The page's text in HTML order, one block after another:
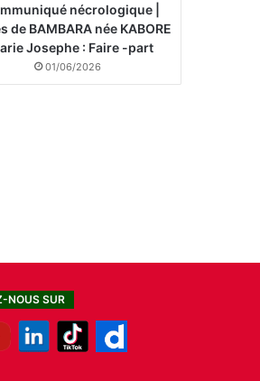
nécrologique |
de BAMBARA née KABORE
Josephe : Faire -part
01/06/2026
NOUS SUR